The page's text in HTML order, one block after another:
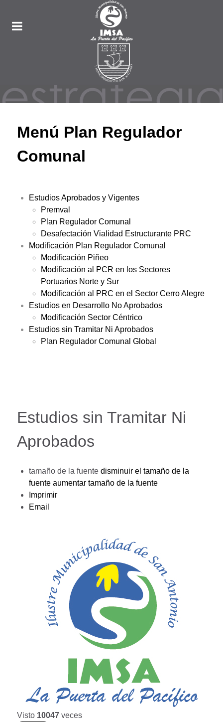
Menú Plan Regulador
Comunal
Estudios Aprobados y Vigentes
Premval
Plan Regulador Comunal
Desafectación Vialidad Estructurante PRC
Modificación Plan Regulador Comunal
Modificación Piñeo
Modificación al PCR en los Sectores
Portuarios Norte y Sur
Modificación al PRC en el Sector Cerro Alegre
Estudios en Desarrollo No Aprobados
Modificación Sector Céntrico
Estudios sin Tramitar Ni Aprobados
Plan Regulador Comunal Global
Estudios sin Tramitar Ni
Aprobados
tamaño de la fuente disminuir el tamaño de la
fuente aumentar tamaño de la fuente
Imprimir
Email
Visto 10047 veces